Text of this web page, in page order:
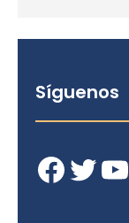
Síguenos
Facebook Twitter YouTube